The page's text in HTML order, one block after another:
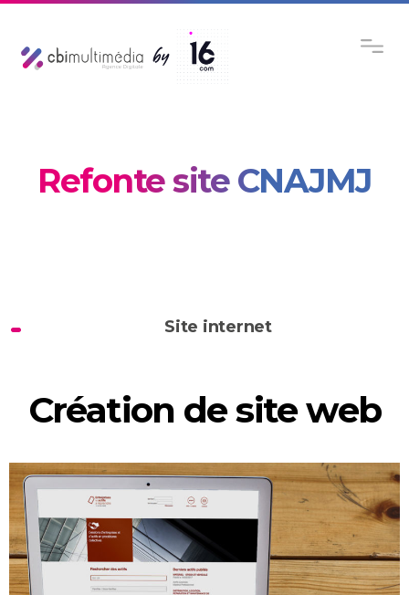
Refonte site CNAJMJ
Site internet
Création de site web